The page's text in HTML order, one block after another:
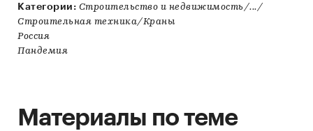
Категории: Строительство и недвижимость/.../
Строительная техника/Краны
Россия
Пандемия
Материалы по теме